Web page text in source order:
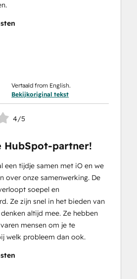
Vertaald from English.
Bekijkoriginal tekst
4/5
HubSpot-partner!
een tijdje samen met iO en we
over onze samenwerking. De
soepel en
Ze zijn snel in het bieden van
altijd mee. Ze hebben
mensen om je te
welk probleem dan ook.